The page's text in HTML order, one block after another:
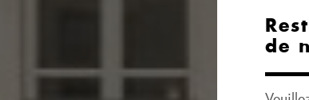
de